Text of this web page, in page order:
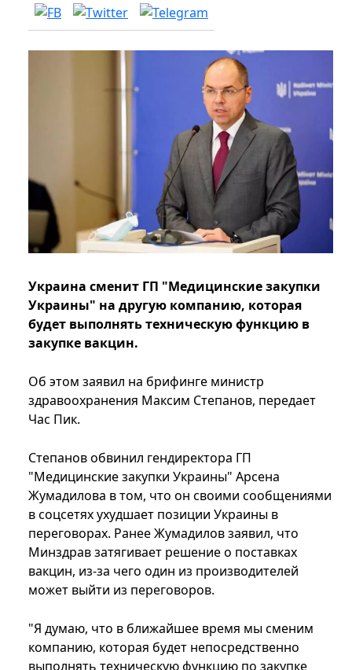
Украина сменит ГП "Медицинские закупки
Украины" на другую компанию, которая
будет выполнять техническую функцию в
закупке вакцин.
Об этом заявил на брифинге министр
здравоохранения Максим Степанов, передает
Час Пик.
Степанов обвинил гендиректора ГП
"Медицинские закупки Украины" Арсена
Жумадилова в том, что он своими сообщениями
в соцсетях ухудшает позиции Украины в
переговорах. Ранее Жумадилов заявил, что
Минздрав затягивает решение о поставках
вакцин, из-за чего один из производителей
может выйти из переговоров.
"Я думаю, что в ближайшее время мы сменим
компанию, которая будет непосредственно
выполнять техническую функцию по закупке